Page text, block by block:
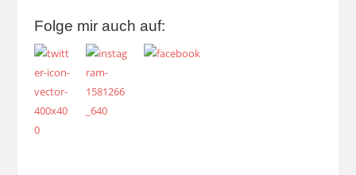
Folge mir auch auf: